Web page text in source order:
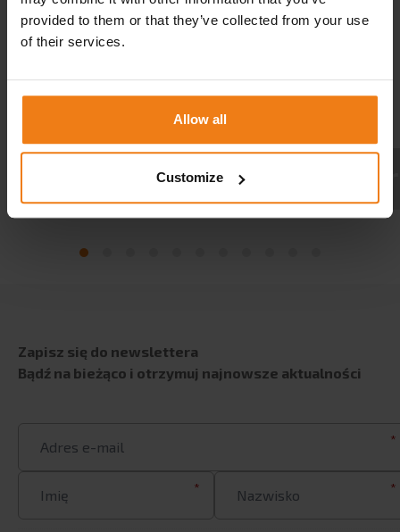
provided to them or that they’ve collected from your use
of their services.
Allow all
Customize
Współpraca z uczelniami
KARIERA
Zapisz się do newslettera
Bądź na bieżąco i otrzymuj najnowsze aktualności
*
* *